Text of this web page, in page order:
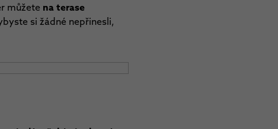
můžete na terase
si žádné nepřinesli,